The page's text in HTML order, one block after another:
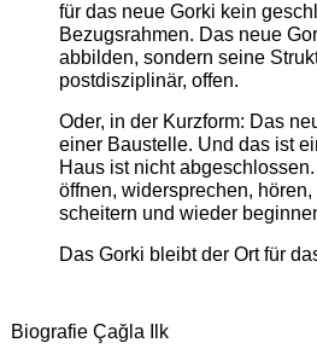
für das neue Gorki kein
Bezugsrahmen. Das neue
abbilden, sondern seine
postdisziplinär, offen.
Oder, in der Kurzform: Das
einer Baustelle. Und das ist
Haus ist nicht
öffnen, widersprechen,
scheitern und wieder
Das Gorki bleibt der Ort für
Biografie Çağla Ilk